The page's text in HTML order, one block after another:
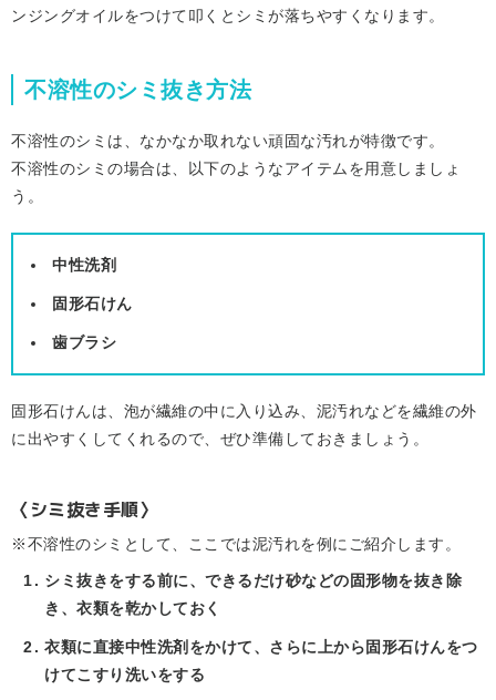
ンジングオイルをつけて叩くとシミが落ちやすくなります。
不溶性のシミ抜き方法
不溶性のシミは、なかなか取れない頑固な汚れが特徴です。
不溶性のシミの場合は、以下のようなアイテムを用意しましょ
う。
中性洗剤
固形石けん
歯ブラシ
固形石けんは、泡が繊維の中に入り込み、泥汚れなどを繊維の外
に出やすくしてくれるので、ぜひ準備しておきましょう。
〈シミ抜き手順〉
※不溶性のシミとして、ここでは泥汚れを例にご紹介します。
シミ抜きをする前に、できるだけ砂などの固形物を抜き除
き、衣類を乾かしておく
衣類に直接中性洗剤をかけて、さらに上から固形石けんをつ
けてこすり洗いをする